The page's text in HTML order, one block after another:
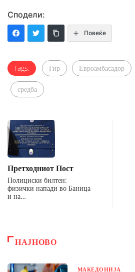
Сподели:
Повеќе
Tags: Гир Евроамбасадор
средба
Претходниот Пост
Полициски билтен:
физички напади во Баница
и на…
НАЈНОВО
МАКЕДОНИЈА